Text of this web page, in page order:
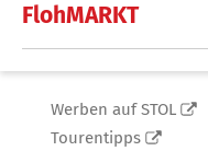
FlohMARKT
Werben auf STOL
Tourentipps